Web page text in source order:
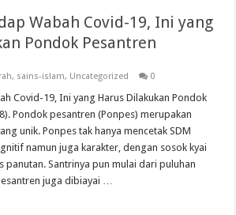
Wabah Covid-19, Ini yang
Pondok Pesantren
, sains-islam, Uncategorized 0
Covid-19, Ini yang Harus Dilakukan Pondok
Pondok pesantren (Ponpes) merupakan
unik. Ponpes tak hanya mencetak SDM
namun juga karakter, dengan sosok kyai
panutan. Santrinya pun mulai dari puluhan
juga dibiayai …